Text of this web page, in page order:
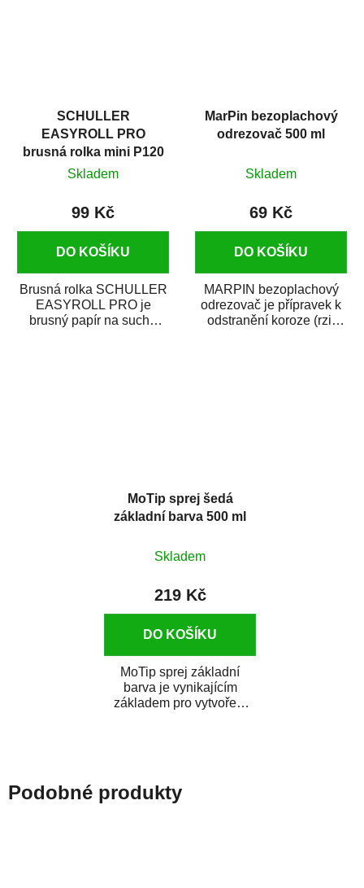
SCHULLER
EASYROLL PRO
brusná rolka mini P120
Skladem
99 Kč
DO KOŠÍKU
Brusná rolka SCHULLER
EASYROLL PRO je
brusný papír na suché
MarPin bezoplachový
odrezovač 500 ml
Skladem
69 Kč
DO KOŠÍKU
MARPIN bezoplachový
odrezovač je přípravek k
odstranění koroze (rzi)
MoTip sprej šedá
základní barva 500 ml
Skladem
219 Kč
DO KOŠÍKU
MoTip sprej základní
barva je vynikajícím
základem pro vytvoření
Podobné produkty